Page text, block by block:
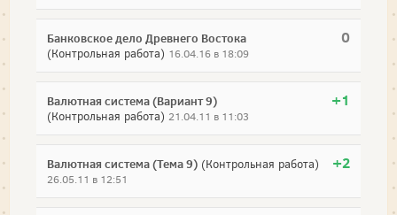
0
Банковское дело Древнего Востока
(Контрольная работа) 16.04.16 в 18:09
+1
Валютная система (Вариант 9)
(Контрольная работа) 21.04.11 в 11:03
+2
Валютная система (Тема 9) (Контрольная работа)
26.05.11 в 12:51